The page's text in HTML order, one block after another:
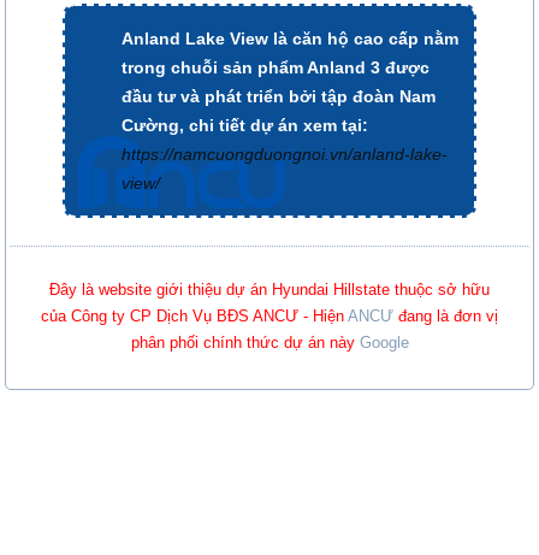
Anland Lake View là căn hộ cao cấp nằm
trong chuỗi sản phẩm Anland 3 được
đầu tư và phát triển bởi tập đoàn Nam
Cường, chi tiết dự án xem tại:
https://namcuongduongnoi.vn/anland-lake-
view/
Đây là website giới thiệu dự án Hyundai Hillstate thuộc sở hữu
của Công ty CP Dịch Vụ BĐS ANCƯ - Hiện ANCƯ đang là đơn vị
phân phối chính thức dự án này Google